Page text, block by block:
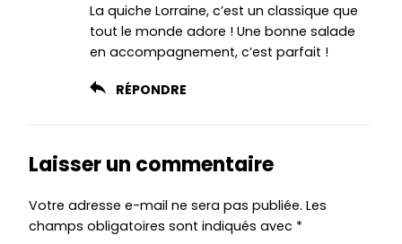
La quiche Lorraine, c’est un classique que
tout le monde adore ! Une bonne salade
en accompagnement, c’est parfait !
RÉPONDRE
Laisser un commentaire
Votre adresse e-mail ne sera pas publiée. Les
champs obligatoires sont indiqués avec *